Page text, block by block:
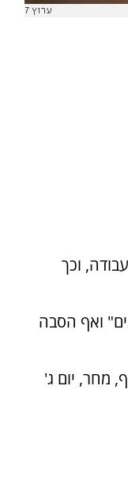
ערוץ 7
וכך
ואף הסבה
מחר, יום ג'